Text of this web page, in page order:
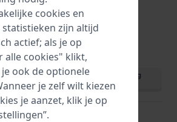
SW200 ( Bekijk specificaties
Download handleiding
(English)
Sellita
cookies en
zijn altijd
actief; als je op
alle cookies" klikt,
ook de optionele
je zelf wilt kiezen
je aanzet, klik je op